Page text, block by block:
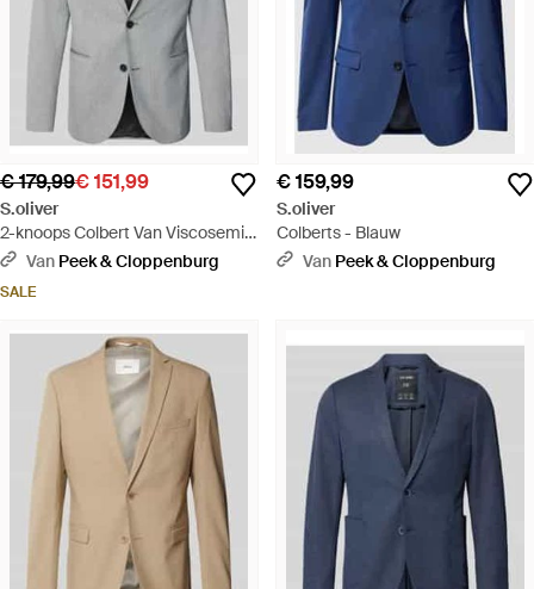
€ 179,99€ 151,99
S.oliver
2-knoops Colbert Van Viscosemix
Met Reverskraag - Grijs
Van Peek & Cloppenburg
SALE
€ 159,99
S.oliver
Colberts - Blauw
Van Peek & Cloppenburg